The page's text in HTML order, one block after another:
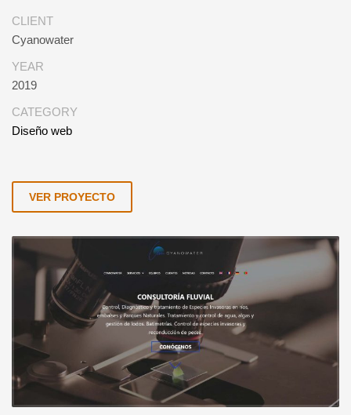
CLIENT
Cyanowater
YEAR
2019
CATEGORY
Diseño web
VER PROYECTO